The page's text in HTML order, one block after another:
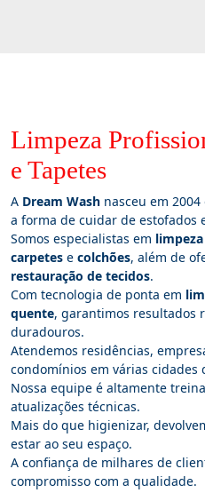
Limpeza
e Tapetes
A Dream Wash nasceu em
a forma de cuidar de estofados
Somos especialistas em
carpetes e colchões, além de
restauração de tecidos.
Com tecnologia de ponta em
quente, garantimos resultados
duradouros.
Atendemos residências,
condomínios em várias cidades
Nossa equipe é altamente
atualizações técnicas.
Mais do que higienizar,
estar ao seu espaço.
A confiança de milhares de
compromisso com a qualidade.